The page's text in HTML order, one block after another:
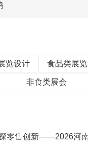
览设计 食品类展览
非食类展会